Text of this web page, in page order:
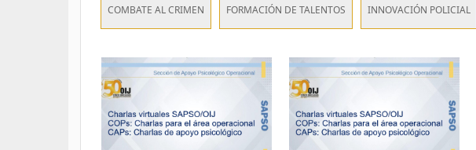
COMBATE AL CRIMEN FORMACIÓN DE TALENTOS INNOVACIÓN POLICIAL